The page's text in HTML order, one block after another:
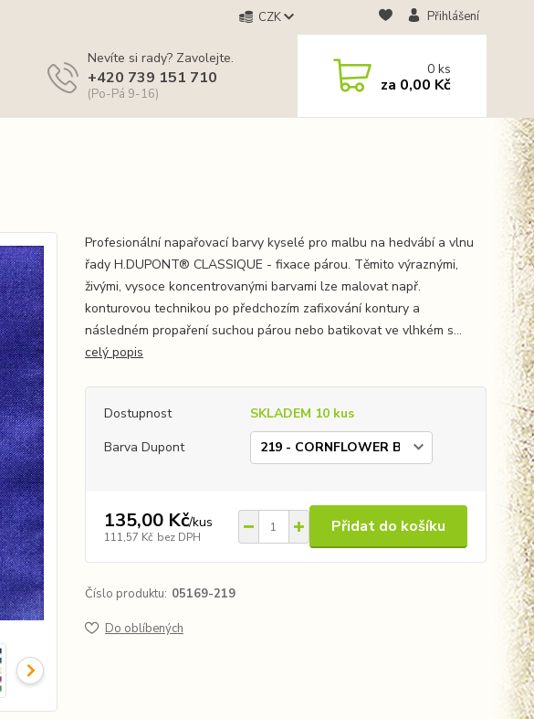
CZK Přihlášení
Nevíte si rady? Zavolejte.
+420 739 151 710
(Po-Pá 9-16)
0ks
za 0,00 Kč
Profesionální napařovací barvy kyselé pro malbu na hedvábí a vlnu
řady H.DUPONT® CLASSIQUE - fixace párou. Těmito výraznými,
živými, vysoce koncentrovanými barvami lze malovat např.
konturovou technikou po předchozím zafixování kontury a
následném propaření suchou párou nebo batikovat ve vlhkém s...
celý popis
Dostupnost
SKLADEM 10 kus
Barva Dupont
135,00 Kč/kus
111,57 Kč bez DPH
Přidat do košíku
Číslo produktu: 05169-219
Do oblíbených